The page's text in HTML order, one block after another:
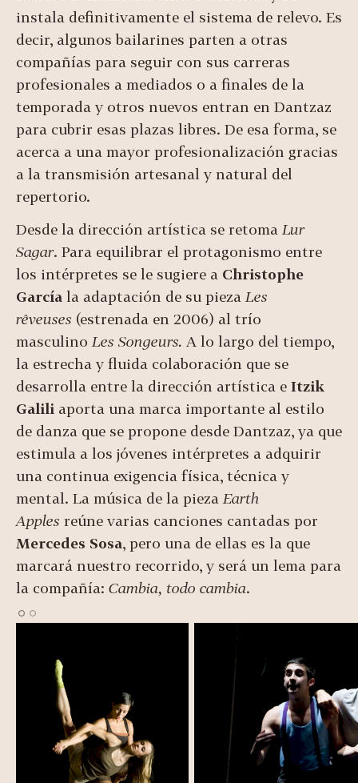
instala definitivamente el sistema de relevo. Es
decir, algunos bailarines parten a otras
compañías para seguir con sus carreras
profesionales a mediados o a finales de la
temporada y otros nuevos entran en Dantzaz
para cubrir esas plazas libres. De esa forma, se
acerca a una mayor profesionalización gracias
a la transmisión artesanal y natural del
repertorio.
Desde la dirección artística se retoma Lur
Sagar. Para equilibrar el protagonismo entre
los intérpretes se le sugiere a Christophe
García la adaptación de su pieza Les
rêveuses (estrenada en 2006) al trío
masculino Les Songeurs. A lo largo del tiempo,
la estrecha y fluida colaboración que se
desarrolla entre la dirección artística e Itzik
Galili aporta una marca importante al estilo
de danza que se propone desde Dantzaz, ya que
estimula a los jóvenes intérpretes a adquirir
una continua exigencia física, técnica y
mental. La música de la pieza Earth
Apples reúne varias canciones cantadas por
Mercedes Sosa, pero una de ellas es la que
marcará nuestro recorrido, y será un lema para
la compañía: Cambia, todo cambia.